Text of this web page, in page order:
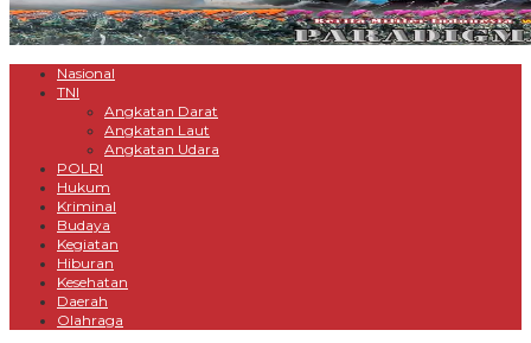
Nasional
TNI
Angkatan Darat
Angkatan Laut
Angkatan Udara
POLRI
Hukum
Kriminal
Budaya
Kegiatan
Hiburan
Kesehatan
Daerah
Olahraga